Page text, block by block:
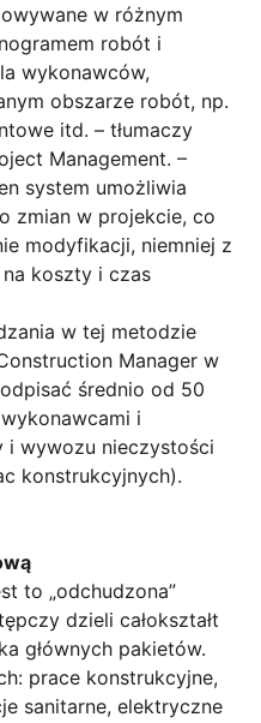
w różnym
robót i
wykonawców,
obszarze robót, np.
itd. – tłumaczy
Management. –
system umożliwia
zmian w projekcie, co
modyfikacji, niemniej z
koszty i czas
w tej metodzie
Manager w
średnio od 50
i
i wywozu nieczystości
konstrukcyjnych).
to „odchudzona”
dzieli całokształt
głównych pakietów.
prace konstrukcyjne,
sanitarne, elektryczne